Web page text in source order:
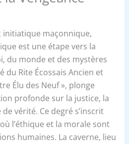
initiatique maçonnique,
est une étape vers la
du monde et des mystères
du Rite Écossais Ancien et
Élu des Neuf », plonge
profonde sur la justice, la
vérité. Ce degré s’inscrit
l’éthique et la morale sont
humaines. La caverne, lieu